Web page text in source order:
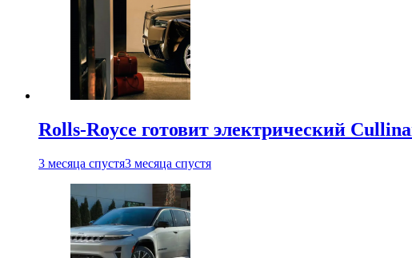
Rolls-Royce готовит электрический
3 месяца спустя3 месяца спустя